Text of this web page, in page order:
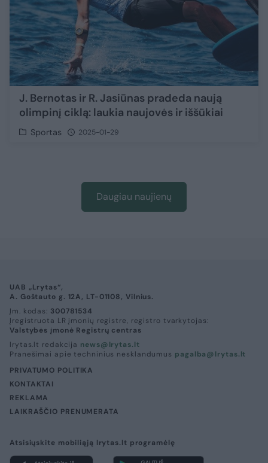
J. Bernotas ir R. Jasiūnas pradeda naują
olimpinį ciklą: laukia naujovės ir iššūkiai
Sportas 2025-01-29
Daugiau naujienų
UAB „Lrytas“,
A. Goštauto g. 12A, LT-01108, Vilnius.
Įm. kodas: 300781534
Įregistruota LR įmonių registre, registro tvarkytojas:
Valstybės įmonė Registrų centras
lrytas.lt redakcija news@lrytas.lt
Pranešimai apie techninius nesklandumus pagalba@lrytas.lt
PRIVATUMO POLITIKA
KONTAKTAI
REKLAMA
LAIKRAŠČIO PRENUMERATA
Atsisiųskite mobiliąją lrytas.lt programėlę